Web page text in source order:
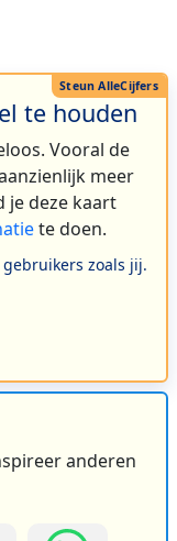
te houden
Vooral de
meer
je deze kaart
te doen.
zoals jij.
anderen